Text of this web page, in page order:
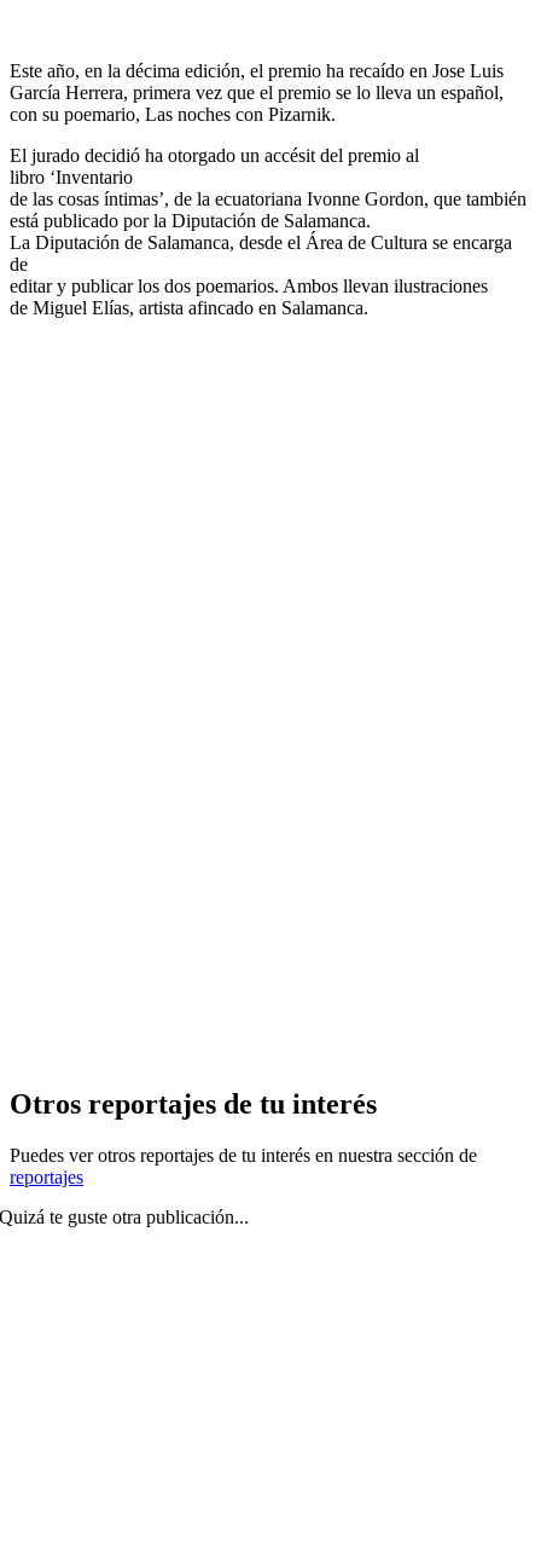
Este año, en la décima edición, el premio ha recaído en Jose Luis
García Herrera, primera vez que el premio se lo lleva un español,
con su poemario, Las noches con Pizarnik.
El jurado decidió ha otorgado un accésit del premio al
libro ‘Inventario
de las cosas íntimas’, de la ecuatoriana Ivonne Gordon, que también
está publicado por la Diputación de Salamanca.
La Diputación de Salamanca, desde el Área de Cultura se encarga
de
editar y publicar los dos poemarios. Ambos llevan ilustraciones
de Miguel Elías, artista afincado en Salamanca.
Otros reportajes de tu interés
Puedes ver otros reportajes de tu interés en nuestra sección de
reportajes
Quizá te guste otra publicación...